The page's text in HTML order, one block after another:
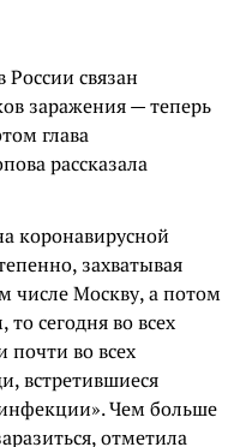
России связан
заражения — теперь
глава
рассказала
коронавирусной
захватывая
числе Москву, а потом
сегодня во всех
почти во всех
встретившиеся
Чем больше
отметила